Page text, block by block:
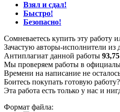
Взял и сдал!
Быстро!
Безопасно!
Сомневаетесь купить эту работу
Зачастую авторы-исполнители
Антиплагиат данной работы
Мы проверяем работы в
Времени на написание не
Боитесь покупать готовую
Эта работа есть только у нас и
Формат файла: